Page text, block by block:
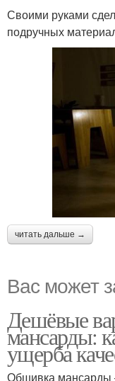
Своими руками
подручных
читать дальше →
Вас может
Дешёвые
мансарды:
ущерба
Обшивка мансарды